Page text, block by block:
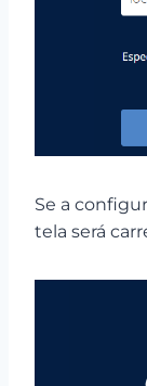
Se a
tela será